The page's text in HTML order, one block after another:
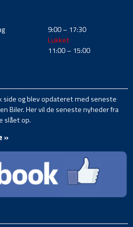
9:00 – 17:30
Lukket
11:00 – 15:00
side og blev opdateret med seneste
Biler. Her vil de seneste nyheder fra
slået op.
»